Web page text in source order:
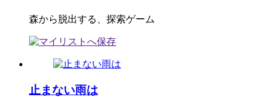
森から脱出する、探索ゲーム
止まない雨は